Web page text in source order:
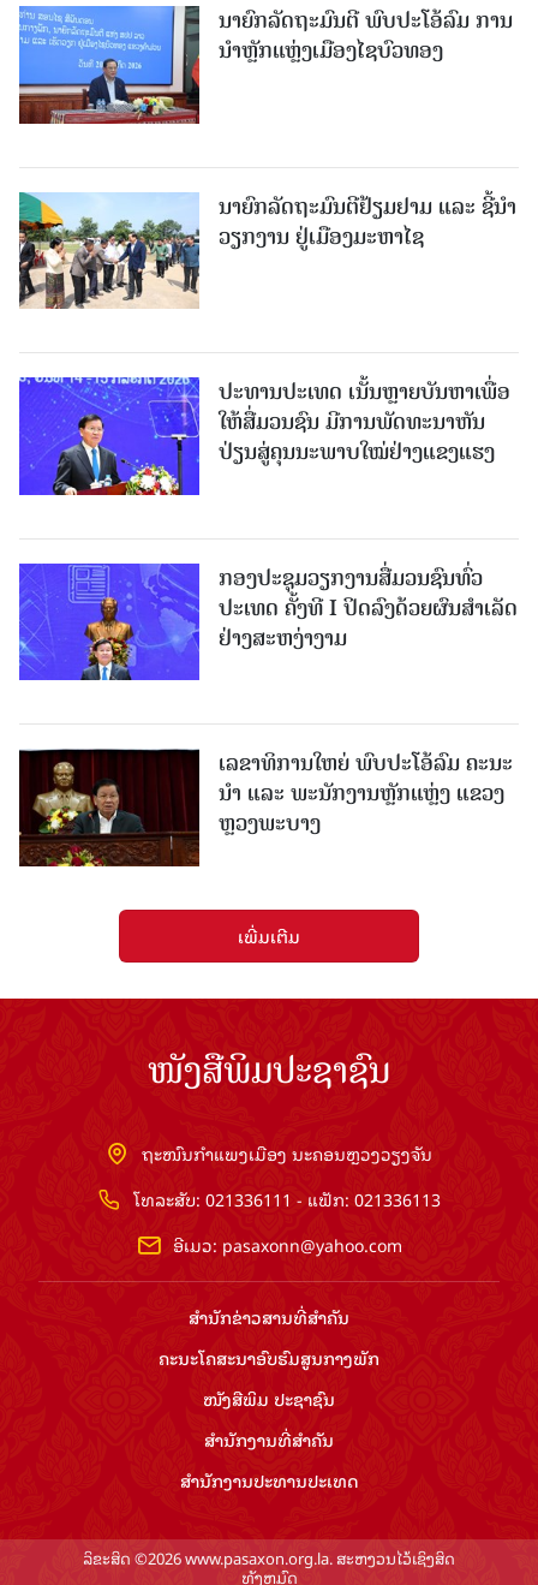
ນາຍົກລັດຖະມົນຕີ ພົບປະໂອ້ລົມ ການ
ນຳຫຼັກແຫຼ່ງເມືອງໄຊບົວທອງ
ນາຍົກລັດຖະມົນຕີຢ້ຽມຢາມ ແລະ ຊີ້ນຳ
ວຽກງານ ຢູ່ເມືອງມະຫາໄຊ
ປະທານປະເທດ ເນັ້ນຫຼາຍບັນຫາເພື່ອ
ໃຫ້ສື່ມວນຊົນ ມີການພັດທະນາຫັນ
ປ່ຽນສູ່ຄຸນນະພາບໃໝ່ຢ່າງແຂງແຮງ
ກອງປະຊຸມວຽກງານສື່ມວນຊົນທົ່ວ
ປະເທດ ຄັ້ງທີ I ປິດລົງດ້ວຍຜົນສໍາເລັດ
ຢ່າງສະຫງ່າງາມ
ເລຂາທິການໃຫຍ່ ພົບປະໂອ້ລົມ ຄະນະ
ນໍາ ແລະ ພະນັກງານຫຼັກແຫຼ່ງ ແຂວງ
ຫຼວງພະບາງ
ເພີ່ມເຕີມ
ໜັງສືພິມປະຊາຊົນ
ຖະໜົນກຳແພງເມືອງ ນະຄອນຫຼວງວຽງຈັນ
ໂທລະສັບ: 021336111 - ແຟັກ: 021336113
ອີເມວ: pasaxonn@yahoo.com
ສຳ​ນັກ​ຂ່າວ​ສານ​ທີ່​ສຳ​ຄັນ​
ຄະນະໂຄສະນາອົບຮົມ​ສູນ​ກາງ​ພັກ
ໜັງສືພິມ ປະ​ຊາ​ຊົນ
ສຳ​ນັກ​ງານ​ທີ່​ສຳ​ຄັນ
ສຳ​ນັກ​ງານ​ປະ​ທານ​ປະ​ເທດ
ລິຂະສິດ ©2026 www.pasaxon.org.la. ສະຫງວນໄວ້ເຊິງສິດ
ທັງຫມົດ